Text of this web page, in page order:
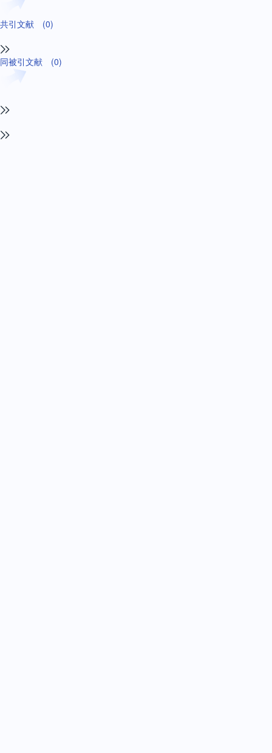
共引文献 (0)
同被引文献 (0)